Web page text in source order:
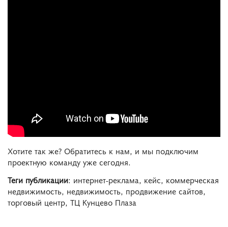
Хотите так же? Обратитесь к нам, и мы подключим
проектную команду уже сегодня.
Теги публикации: интернет-реклама, кейс, коммерческая
недвижимость, недвижимость, продвижение сайтов,
торговый центр, ТЦ Кунцево Плаза